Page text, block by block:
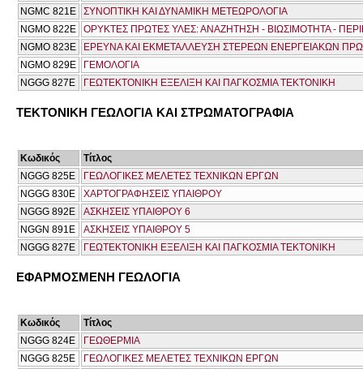
NGMC 821E
ΣΥΝΟΠΤΙΚΗ ΚΑΙ ΔΥΝΑΜΙΚΗ ΜΕΤΕΩΡΟΛΟΓΙΑ
NGMO 822Ε
ΟΡΥΚΤΕΣ ΠΡΩΤΕΣ ΥΛΕΣ: ΑΝΑΖΗΤΗΣΗ - ΒΙΩΣΙΜΟΤΗΤΑ -
NGMO 823Ε
ΕΡΕΥΝΑ ΚΑΙ ΕΚΜΕΤΑΛΛΕΥΣΗ ΣΤΕΡΕΩΝ ΕΝΕΡΓΕΙΑΚΩΝ
NGMO 829Ε
ΓΕΜΟΛΟΓΙΑ
ΝGGG 827E
ΓΕΩΤΕΚΤΟΝΙΚΗ ΕΞΕΛΙΞΗ ΚΑΙ ΠΑΓΚΟΣΜΙΑ ΤΕΚΤΟΝΙΚΗ
ΤΕΚΤΟΝΙΚΗ ΓΕΩΛΟΓΙΑ ΚΑΙ ΣΤΡΩΜΑΤΟΓΡΑΦΙΑ
Κωδικός
Τίτλος
NGGG 825Ε
ΓΕΩΛΟΓΙΚΕΣ ΜΕΛΕΤΕΣ ΤΕΧΝΙΚΩΝ ΕΡΓΩΝ
NGGG 830E
ΧΑΡΤΟΓΡΑΦΗΣΕΙΣ ΥΠΑΙΘΡΟΥ
NGGG 892Ε
ΑΣΚΗΣΕΙΣ ΥΠΑΙΘΡΟΥ 6
NGGN 891Ε
ΑΣΚΗΣΕΙΣ ΥΠΑΙΘΡΟΥ 5
ΝGGG 827E
ΓΕΩΤΕΚΤΟΝΙΚΗ ΕΞΕΛΙΞΗ ΚΑΙ ΠΑΓΚΟΣΜΙΑ ΤΕΚΤΟΝΙΚΗ
ΕΦΑΡΜΟΣΜΕΝΗ ΓΕΩΛΟΓΙΑ
Κωδικός
Τίτλος
NGGG 824E
ΓΕΩΘΕΡΜΙΑ
NGGG 825Ε
ΓΕΩΛΟΓΙΚΕΣ ΜΕΛΕΤΕΣ ΤΕΧΝΙΚΩΝ ΕΡΓΩΝ